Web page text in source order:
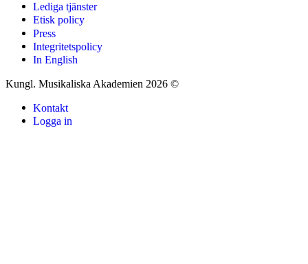
Lediga tjänster
Etisk policy
Press
Integritetspolicy
In English
Kungl. Musikaliska Akademien 2026 ©
Kontakt
Logga in